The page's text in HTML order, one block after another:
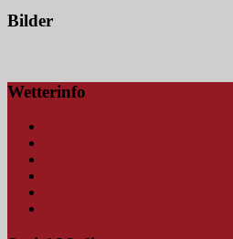
Bilder
Wetterinfo